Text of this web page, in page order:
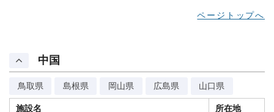
ページトップへ
中国
鳥取県 島根県 岡山県 広島県 山口県
施設名 所在地